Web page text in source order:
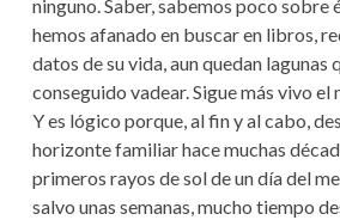
ninguno. Saber, sabemos poco sobre
hemos afanado en buscar en libros,
datos de su vida, aun quedan lagunas
conseguido vadear. Sigue más vivo el
Y es lógico porque, al fin y al cabo,
horizonte familiar hace muchas
primeros rayos de sol de un día del
salvo unas semanas, mucho tiempo